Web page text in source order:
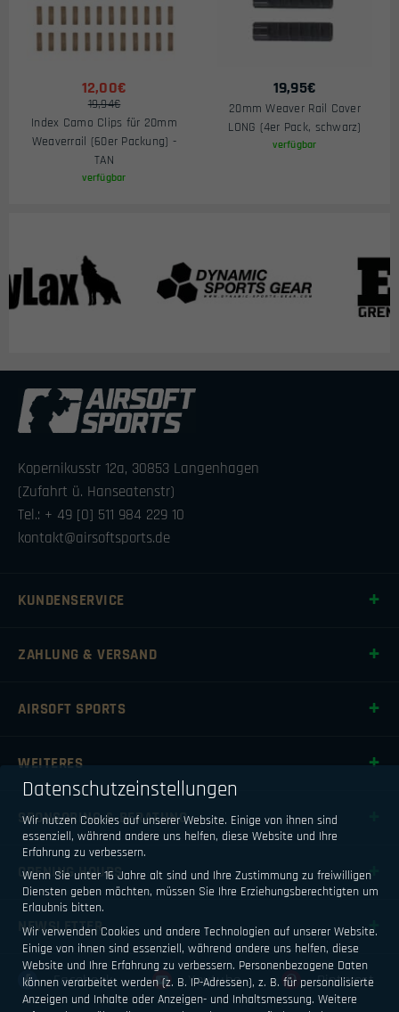
12,00€
19,94€
Index Camo Clips für 20mm
Weaverrail (60er Packung) -
TAN
verfügbar
19,95€
20mm Weaver Rail Cover
LONG (4er Pack, schwarz)
verfügbar
Kopernikusstr 12a, 30853 Langenhagen
(Zufahrt ü. Hanseatenstr)
Tel.: + 49 [0] 511 984 229 10
kontakt@airsoftsports.de
KUNDENSERVICE
ZAHLUNG & VERSAND
AIRSOFT SPORTS
WEITERES
SPONSORING & BERATUNG
OPENING HOURS
NEWSLETTER
Facebook Youtube Pinterest
Datenschutzeinstellungen
Wir nutzen Cookies auf unserer Website. Einige von ihnen sind
essenziell, während andere uns helfen, diese Website und Ihre
Erfahrung zu verbessern.
Wenn Sie unter 16 Jahre alt sind und Ihre Zustimmung zu freiwilligen
Diensten geben möchten, müssen Sie Ihre Erziehungsberechtigten um
Erlaubnis bitten.
Wir verwenden Cookies und andere Technologien auf unserer Website.
Einige von ihnen sind essenziell, während andere uns helfen, diese
Website und Ihre Erfahrung zu verbessern. Personenbezogene Daten
können verarbeitet werden (z. B. IP-Adressen), z. B. für personalisierte
Anzeigen und Inhalte oder Anzeigen- und Inhaltsmessung. Weitere